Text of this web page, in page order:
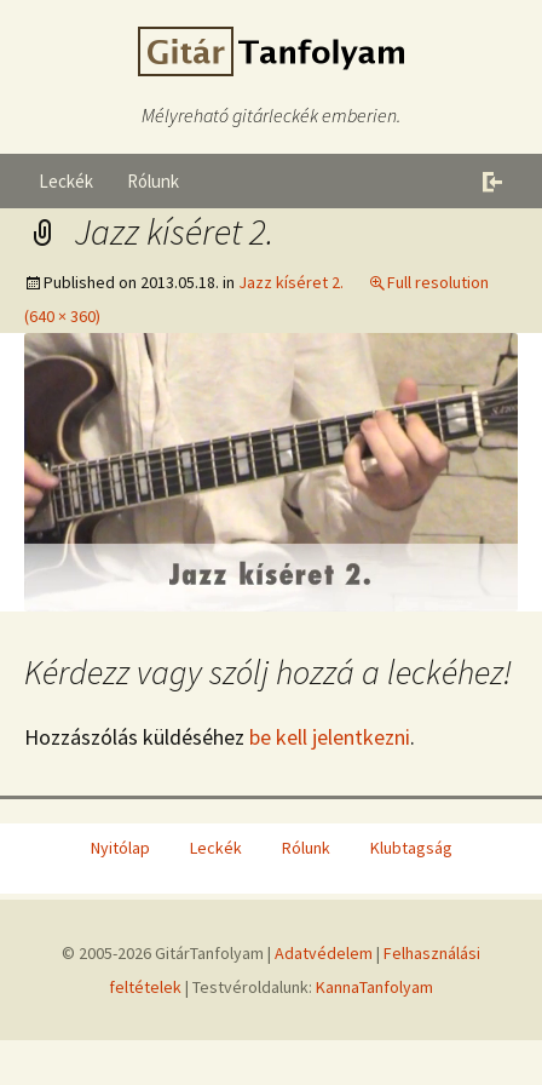
Mélyreható gitárleckék emberien.
Leckék Rólunk
Jazz kíséret 2.
Published on 2013.05.18. in Jazz kíséret 2.
Full resolution
(640 × 360)
Kérdezz vagy szólj hozzá a leckéhez!
Hozzászólás küldéséhez be kell jelentkezni.
Nyitólap Leckék Rólunk Klubtagság
© 2005-2026 GitárTanfolyam | Adatvédelem | Felhasználási
feltételek | Testvéroldalunk: KannaTanfolyam